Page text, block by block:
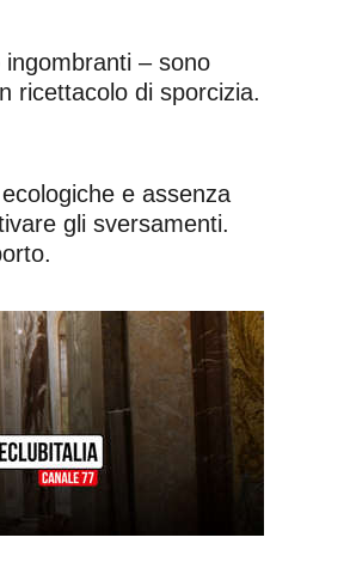
ingombranti – sono
ricettacolo di sporcizia.
e assenza
gli sversamenti.